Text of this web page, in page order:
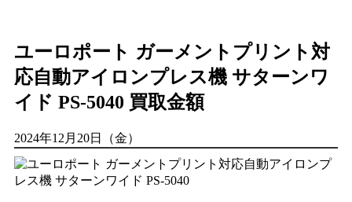
ユーロポート ガーメントプリント対
応自動アイロンプレス機 サターンワ
イド PS-5040 買取金額
2024年12月20日（金）